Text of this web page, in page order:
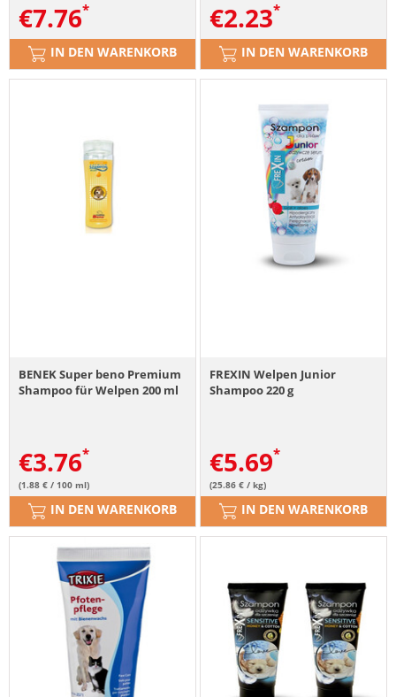
€7.76
IN DEN WARENKORB
€2.23
IN DEN WARENKORB
BENEK Super beno Premium
Shampoo für Welpen 200 ml
€3.76
(1.88 € / 100 ml)
IN DEN WARENKORB
FREXIN Welpen Junior
Shampoo 220 g
€5.69
(25.86 € / kg)
IN DEN WARENKORB